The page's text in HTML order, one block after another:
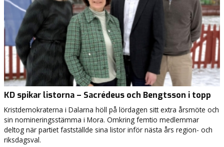
KD spikar listorna – Sacrédeus och Bengtsson i topp
Kristdemokraterna i Dalarna höll på lördagen sitt extra årsmöte och
sin nomineringsstämma i Mora. Omkring femtio medlemmar
deltog när partiet fastställde sina listor inför nästa års region- och
riksdagsval.